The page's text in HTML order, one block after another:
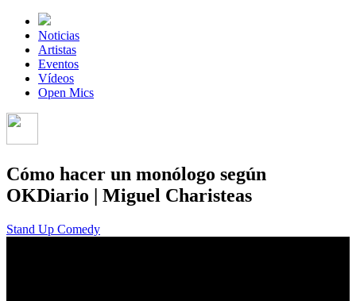
Noticias
Artistas
Eventos
Vídeos
Open Mics
Cómo hacer un monólogo según
OKDiario | Miguel Charisteas
Stand Up Comedy